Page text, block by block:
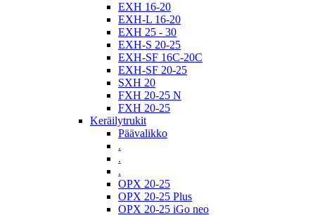
EXH 16-20
EXH-L 16-20
EXH 25 - 30
EXH-S 20-25
EXH-SF 16C-20C
EXH-SF 20-25
SXH 20
FXH 20-25 N
FXH 20-25
Keräilytrukit
Päävalikko
.
.
.
OPX 20-25
OPX 20-25 Plus
OPX 20-25 iGo neo